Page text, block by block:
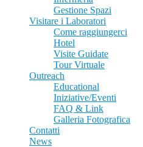
Gestione Spazi
Visitare i Laboratori
Come raggiungerci
Hotel
Visite Guidate
Tour Virtuale
Outreach
Educational
Iniziative/Eventi
FAQ & Link
Galleria Fotografica
Contatti
News